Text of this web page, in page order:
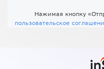
Нажимая кнопку
пользовательское